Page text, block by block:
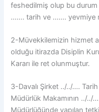
feshedilmiş olup bu
……. tarih ve ……. yevmiye
2-Müvekkilemizin hizmet
olduğu itirazda Disiplin
Kararı ile ret olunmuştur.
3-Davalı Şirket ../../…. Tarih
Müdürlük Makamının ../../